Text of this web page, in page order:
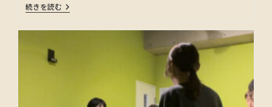
続きを読む